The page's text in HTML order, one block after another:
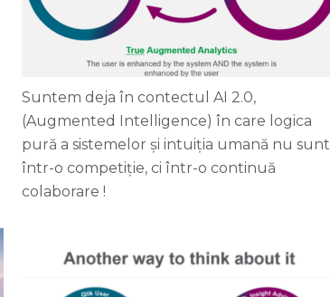
Suntem deja în contectul AI 2.0,
(Augmented Intelligence) în care logica
pură a sistemelor și intuiția umană nu sunt
într-o competiție, ci într-o continuă
colaborare !